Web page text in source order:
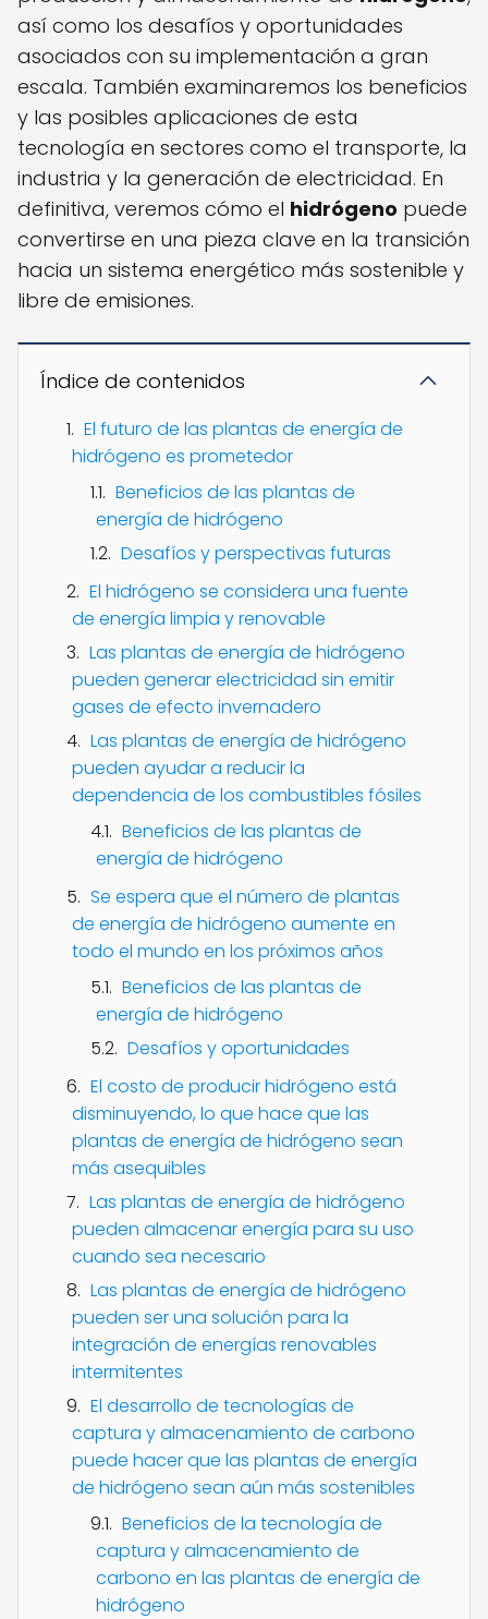
así como los desafíos y oportunidades
asociados con su implementación a gran
escala. También examinaremos los beneficios
y las posibles aplicaciones de esta
tecnología en sectores como el transporte, la
industria y la generación de electricidad. En
definitiva, veremos cómo el hidrógeno puede
convertirse en una pieza clave en la transición
hacia un sistema energético más sostenible y
libre de emisiones.
Índice de contenidos
El futuro de las plantas de energía de
hidrógeno es prometedor
Beneficios de las plantas de
energía de hidrógeno
Desafíos y perspectivas futuras
El hidrógeno se considera una fuente
de energía limpia y renovable
Las plantas de energía de hidrógeno
pueden generar electricidad sin emitir
gases de efecto invernadero
Las plantas de energía de hidrógeno
pueden ayudar a reducir la
dependencia de los combustibles fósiles
Beneficios de las plantas de
energía de hidrógeno
Se espera que el número de plantas
de energía de hidrógeno aumente en
todo el mundo en los próximos años
Beneficios de las plantas de
energía de hidrógeno
Desafíos y oportunidades
El costo de producir hidrógeno está
disminuyendo, lo que hace que las
plantas de energía de hidrógeno sean
más asequibles
Las plantas de energía de hidrógeno
pueden almacenar energía para su uso
cuando sea necesario
Las plantas de energía de hidrógeno
pueden ser una solución para la
integración de energías renovables
intermitentes
El desarrollo de tecnologías de
captura y almacenamiento de carbono
puede hacer que las plantas de energía
de hidrógeno sean aún más sostenibles
Beneficios de la tecnología de
captura y almacenamiento de
carbono en las plantas de energía de
hidrógeno